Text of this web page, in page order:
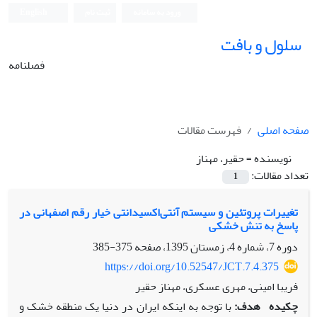
سلول و بافت
فصلنامه
صفحه اصلی
فهرست مقالات
نویسنده =حقیر، مهناز
تعداد مقالات:
1
تغییرات پروتئین و سیستم آنتی‌اکسیدانتی خیار‌ رقم اصفهانی در
پاسخ به تنش خشکی
دوره 7، شماره 4، زمستان 1395، صفحه
375-385
https://doi.org/10.52547/JCT.7.4.375
فریبا امینی، مهری عسکری، مهناز حقیر
چکیده هدف:با توجه به ­اینکه ایران در دنیا یک منطقه خشک و